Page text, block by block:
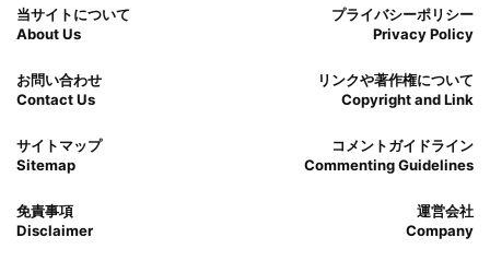
当サイトについて
About Us
プライバシーポリシー
Privacy Policy
お問い合わせ
Contact Us
リンクや著作権について
Copyright and Link
サイトマップ
Sitemap
コメントガイドライン
Commenting Guidelines
免責事項
Disclaimer
運営会社
Company